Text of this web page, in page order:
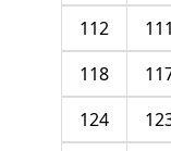
111
112
118
124